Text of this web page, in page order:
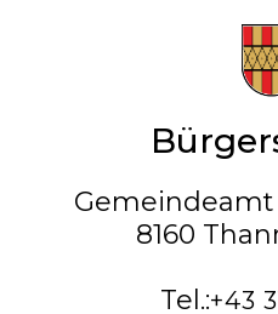
8160
Tel.:+43